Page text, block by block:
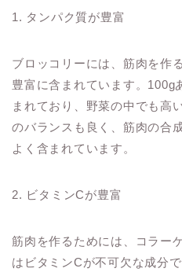
1. タンパク質が豊富
ブロッコリーには、筋肉を作
豊富に含まれています。100g
まれており、野菜の中でも高
のバランスも良く、筋肉の合
よく含まれています。
2. ビタミンCが豊富
筋肉を作るためには、コラー
はビタミンCが不可欠な成分